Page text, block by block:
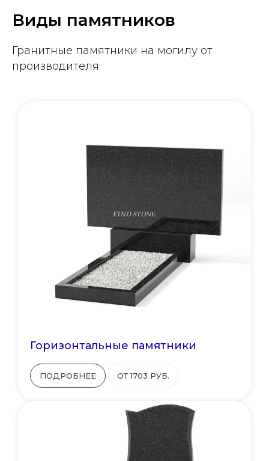
Виды памятников
Гранитные памятники на могилу от
производителя
Горизонтальные памятники
ПОДРОБНЕЕ ОТ 1703 РУБ.